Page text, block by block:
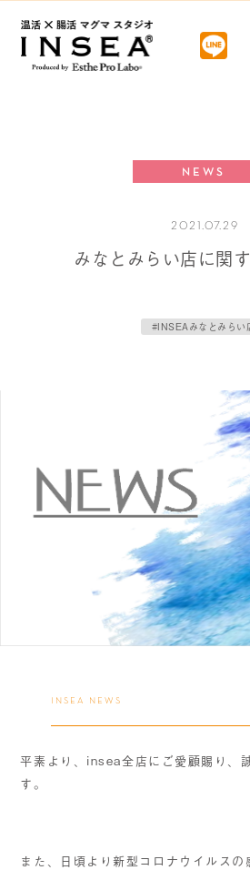
NEWS
2021.07.29
みなとみらい店に関
#INSEAみなとみらい
INSEA NEWS
平素より、insea全店にご愛顧賜り、
す。
また、日頃より新型コロナウイルスの